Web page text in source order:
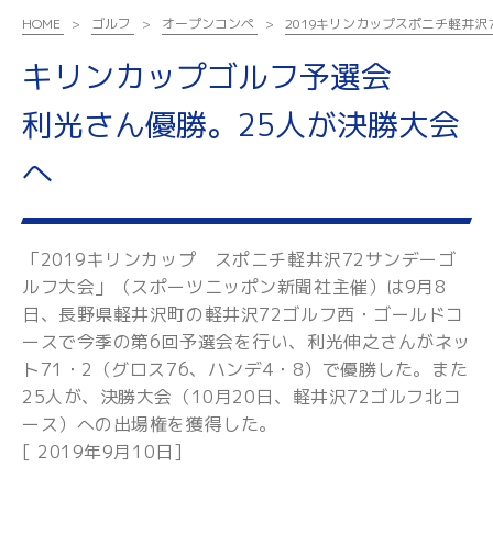
HOME ゴルフ オープンコンペ 2019キリンカップスポニチ軽井
キリンカップゴルフ予選会
利光さん優勝。25人が決勝大会
へ
「2019キリンカップ スポニチ軽井沢72サンデーゴ
ルフ大会」（スポーツニッポン新聞社主催）は9月8
日、長野県軽井沢町の軽井沢72ゴルフ西・ゴールドコ
ースで今季の第6回予選会を行い、利光伸之さんがネッ
ト71・2（グロス76、ハンデ4・8）で優勝した。また
25人が、決勝大会（10月20日、軽井沢72ゴルフ北コ
ース）への出場権を獲得した。
[ 2019年9月10日]